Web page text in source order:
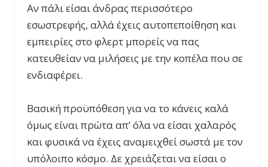
Αν πάλι είσαι άνδρας περισσότερο
εσωστρεφής, αλλά έχεις αυτοπεποίθηση και
εμπειρίες στο φλερτ μπορείς να πας
κατευθείαν να μιλήσεις με την κοπέλα που σε
ενδιαφέρει.
Βασική προϋπόθεση για να το κάνεις καλά
όμως είναι πρώτα απ’ όλα να είσαι χαλαρός
και φυσικά να έχεις αναμειχθεί σωστά με τον
υπόλοιπο κόσμο. Δε χρειάζεται να είσαι ο